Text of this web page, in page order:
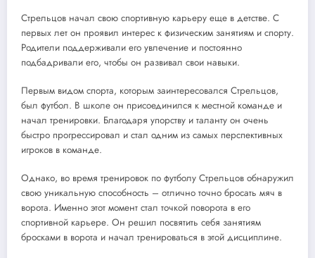
Стрельцов начал свою спортивную карьеру еще в детстве. С
первых лет он проявил интерес к физическим занятиям и спорту.
Родители поддерживали его увлечение и постоянно
подбадривали его, чтобы он развивал свои навыки.
Первым видом спорта, которым заинтересовался Стрельцов,
был футбол. В школе он присоединился к местной команде и
начал тренировки. Благодаря упорству и таланту он очень
быстро прогрессировал и стал одним из самых перспективных
игроков в команде.
Однако, во время тренировок по футболу Стрельцов обнаружил
свою уникальную способность – отлично точно бросать мяч в
ворота. Именно этот момент стал точкой поворота в его
спортивной карьере. Он решил посвятить себя занятиям
бросками в ворота и начал тренироваться в этой дисциплине.